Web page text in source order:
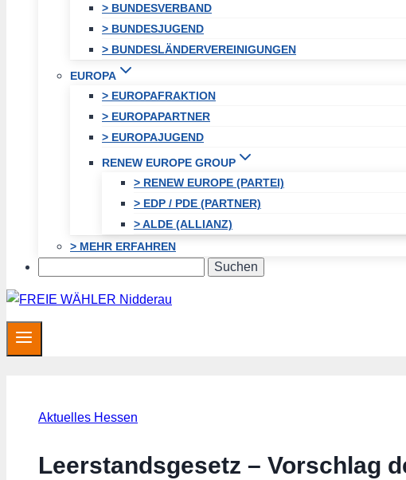
> BUNDESVERBAND
> BUNDESJUGEND
> BUNDESLÄNDERVEREINIGUNGEN
EUROPA
> EUROPAFRAKTION
> EUROPAPARTNER
> EUROPAJUGEND
RENEW EUROPE GROUP
> RENEW EUROPE (PARTEI)
> EDP / PDE (PARTNER)
> ALDE (ALLIANZ)
> MEHR ERFAHREN
Aktuelles Hessen
Leerstandsgesetz – Vorschlag